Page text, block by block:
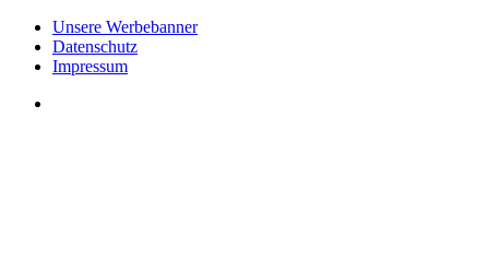
Unsere Werbebanner
Datenschutz
Impressum